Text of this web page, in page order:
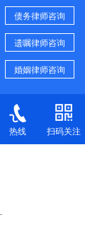
债务律师咨询
遗嘱律师咨询
婚姻律师咨询
热线 扫码关注